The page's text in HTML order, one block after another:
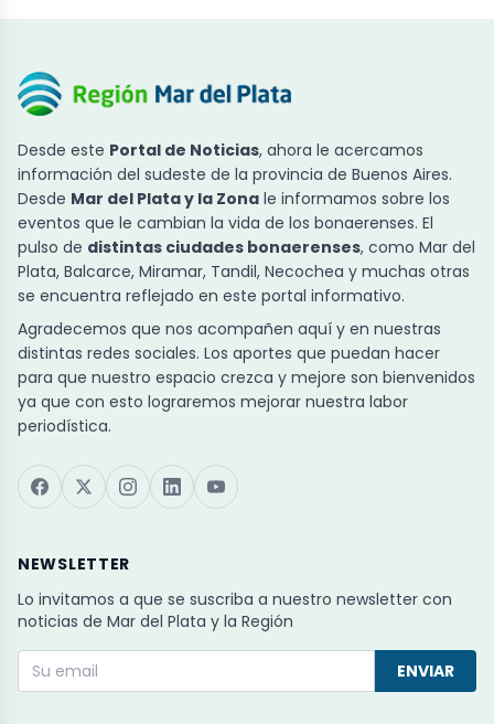
Desde este Portal de Noticias, ahora le acercamos
información del sudeste de la provincia de Buenos Aires.
Desde Mar del Plata y la Zona le informamos sobre los
eventos que le cambian la vida de los bonaerenses. El
pulso de distintas ciudades bonaerenses, como Mar del
Plata, Balcarce, Miramar, Tandil, Necochea y muchas otras
se encuentra reflejado en este portal informativo.
Agradecemos que nos acompañen aquí y en nuestras
distintas redes sociales. Los aportes que puedan hacer
para que nuestro espacio crezca y mejore son bienvenidos
ya que con esto lograremos mejorar nuestra labor
periodística.
NEWSLETTER
Lo invitamos a que se suscriba a nuestro newsletter con
noticias de Mar del Plata y la Región
ENVIAR